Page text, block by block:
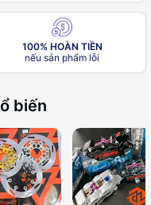
100% HOÀN TIỀN
nếu sản phẩm lỗi
biến